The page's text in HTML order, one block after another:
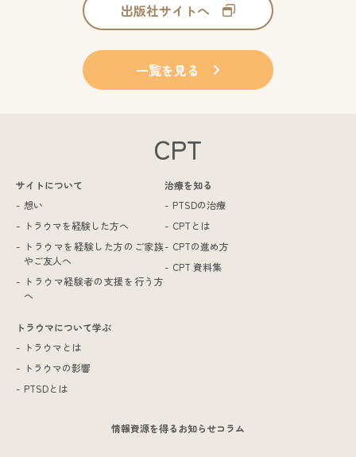
出版社サイトへ
一覧を見る
CPT
サイトについて
想い
トラウマを経験した方へ
トラウマを経験した方のご家族
やご友人へ
トラウマ経験者の支援を行う方
へ
トラウマについて学ぶ
トラウマとは
トラウマの影響
PTSDとは
治療を知る
PTSDの治療
CPTとは
CPTの進め方
CPT 資料集
情報資源を得るお知らせコラム